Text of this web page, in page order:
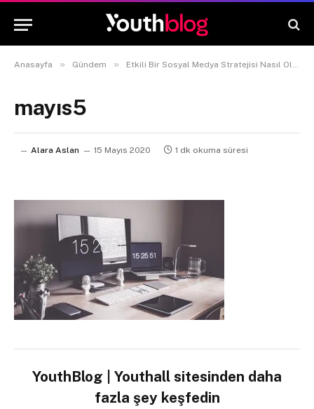
Anasayfa » Gündem » Etkili Bir Sosyal Medya Stratejisi Nasıl Oluşturulur?
mayıs5
Alara Aslan 15 Mayıs 2020 1 dk okuma süresi
YouthBlog | Youthall sitesinden daha
fazla şey keşfedin